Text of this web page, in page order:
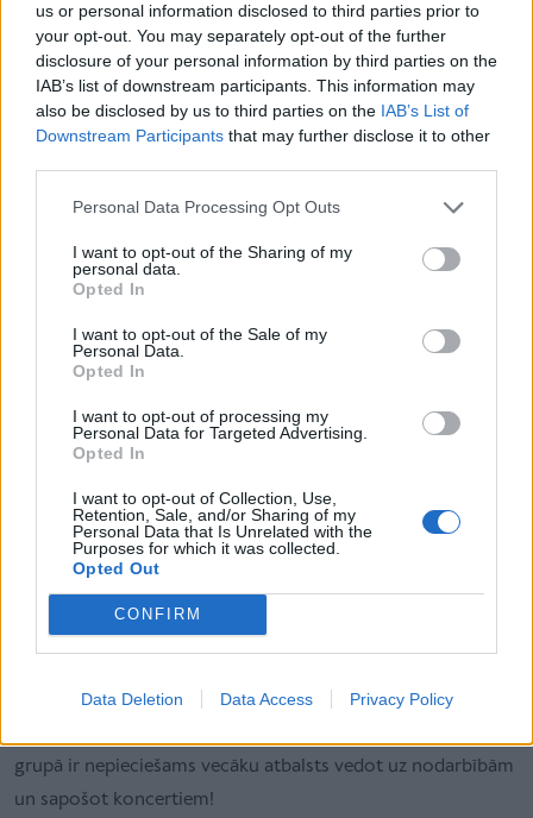
us or personal information disclosed to third parties prior to
your opt-out. You may separately opt-out of the further
disclosure of your personal information by third parties on the
IAB’s list of downstream participants. This information may
also be disclosed by us to third parties on the IAB’s List of
Downstream Participants that may further disclose it to other
Personal Data Processing Opt Outs
I want to opt-out of the Sharing of my
personal data.
Opted In
I want to opt-out of the Sale of my
Personal Data.
Opted In
I want to opt-out of processing my
Personal Data for Targeted Advertising.
Opted In
I want to opt-out of Collection, Use,
Retention, Sale, and/or Sharing of my
Personal Data that Is Unrelated with the
Purposes for which it was collected.
Opted Out
CONFIRM
Data Deletion Data Access Privacy Policy
koristēm iepazīt unikālo pasaules koru vidi, tradīcijas un
vienojis muzikālo meiteņu raksturus sirsnīgā draudzībā.
Interesentus gaidām
Rīgas Skolēnu pils 214. kabinetā 2019.
noklausīsies dziesmiņu, kura būs sagatavota.
Interesentus gaidām
Rīgas Skolēnu pils 214.
trešdienās un piektdienās no plkst. 15.00 līdz
Korim ir vairākas grupas, kas nodrošina katram vecumam
atbilstošu pieeju. Muzicēšana notiek šādās grupās -
pirmsskolas grupā, 1.-4. klašu grupā un 5.-12. klašu grupā.
Pirmsskolas grupābērni, atbilstoši savam vecumam, apgūst
grupā ir nepieciešams vecāku atbalsts vedot uz nodarbībām
un sapošot koncertiem!